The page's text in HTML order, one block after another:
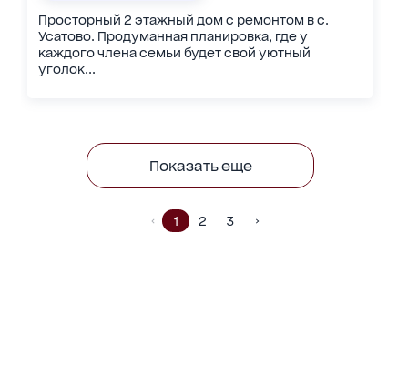
Просторный 2 этажный дом с ремонтом в с.
Усатово. Продуманная планировка, где у
каждого члена семьи будет свой уютный
уголок...
Показать еще
1 2 3